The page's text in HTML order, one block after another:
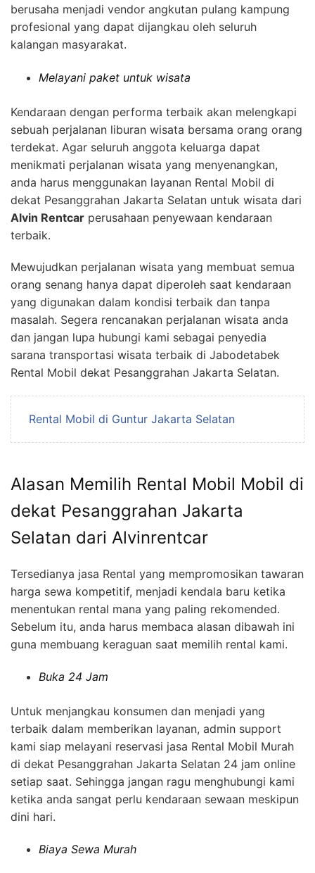
berusaha menjadi vendor angkutan pulang kampung
profesional yang dapat dijangkau oleh seluruh
kalangan masyarakat.
Melayani paket untuk wisata
Kendaraan dengan performa terbaik akan melengkapi
sebuah perjalanan liburan wisata bersama orang orang
terdekat. Agar seluruh anggota keluarga dapat
menikmati perjalanan wisata yang menyenangkan,
anda harus menggunakan layanan Rental Mobil di
dekat Pesanggrahan Jakarta Selatan untuk wisata dari
Alvin Rentcar perusahaan penyewaan kendaraan
terbaik.
Mewujudkan perjalanan wisata yang membuat semua
orang senang hanya dapat diperoleh saat kendaraan
yang digunakan dalam kondisi terbaik dan tanpa
masalah. Segera rencanakan perjalanan wisata anda
dan jangan lupa hubungi kami sebagai penyedia
sarana transportasi wisata terbaik di Jabodetabek
Rental Mobil dekat Pesanggrahan Jakarta Selatan.
Rental Mobil di Guntur Jakarta Selatan
Alasan Memilih Rental Mobil Mobil di
dekat Pesanggrahan Jakarta
Selatan dari Alvinrentcar
Tersedianya jasa Rental yang mempromosikan tawaran
harga sewa kompetitif, menjadi kendala baru ketika
menentukan rental mana yang paling rekomended.
Sebelum itu, anda harus membaca alasan dibawah ini
guna membuang keraguan saat memilih rental kami.
Buka 24 Jam
Untuk menjangkau konsumen dan menjadi yang
terbaik dalam memberikan layanan, admin support
kami siap melayani reservasi jasa Rental Mobil Murah
di dekat Pesanggrahan Jakarta Selatan 24 jam online
setiap saat. Sehingga jangan ragu menghubungi kami
ketika anda sangat perlu kendaraan sewaan meskipun
dini hari.
Biaya Sewa Murah